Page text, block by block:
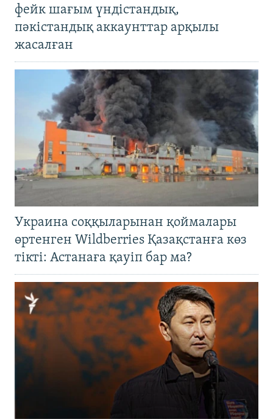
фейк шағым үндістандық,
пәкістандық аккаунттар арқылы
жасалған
Украина соққыларынан қоймалары
өртенген Wildberries Қазақстанға көз
тікті: Астанаға қауіп бар ма?